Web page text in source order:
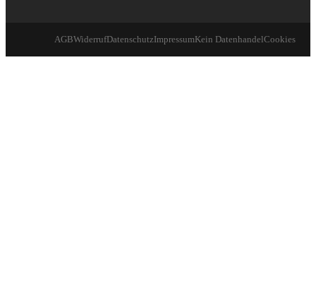
AGBWiderrufDatenschutzImpressumKein DatenhandelCookies